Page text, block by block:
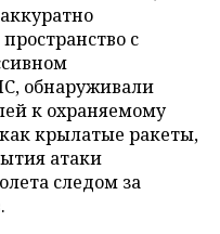
с
обнаруживали
к охраняемому
крылатые ракеты,
атаки
следом за